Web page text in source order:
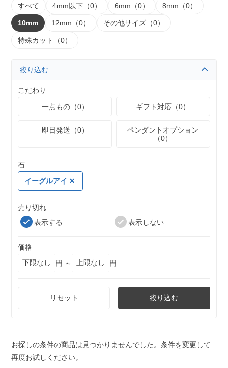
すべて 4mm以下（0） 6mm（0） 8mm（0）
10mm 12mm（0） その他サイズ（0）
特殊カット（0）
絞り込む
こだわり
一点もの（0）
ギフト対応（0）
即日発送（0）
ペンダントオプション
（0）
石
イーグルアイ
売り切れ
表示する
表示しない
価格
円 ～
円
リセット 絞り込む
お探しの条件の商品は見つかりませんでした。条件を変更して
再度お試しください。